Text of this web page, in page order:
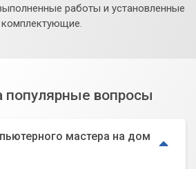
работы и установленные
комплектующие.
популярные вопросы
мастера на дом